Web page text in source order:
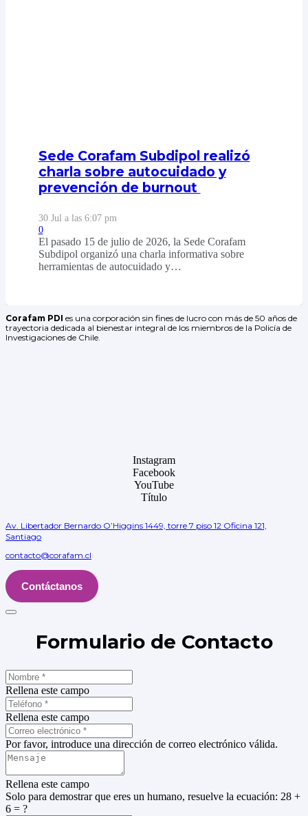
Sede Corafam Subdipol realizó
charla sobre autocuidado y
prevención de burnout
30 Jul a las 6:07 pm
0
El pasado 15 de julio de 2026, la Sede Corafam
Subdipol organizó una charla informativa sobre
herramientas de autocuidado y…
Corafam PDI es una corporación sin fines de lucro con más de 50 años de
trayectoria dedicada al bienestar integral de los miembros de la Policía de
Investigaciones de Chile.
Instagram
Facebook
YouTube
Título
Av. Libertador Bernardo O’Higgins 1449, torre 7 piso 12 Oficina 121,
Santiago
contacto@corafam.cl
Contáctanos
Formulario de Contacto
Rellena este campo
Rellena este campo
Por favor, introduce una dirección de correo electrónico válida.
Rellena este campo
Solo para demostrar que eres un humano, resuelve la ecuación: 28 +
6 = ?